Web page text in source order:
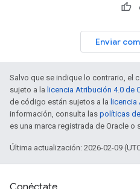
Enviar
Salvo que se indique lo contrario, el
sujeto a la licencia Atribución 4.0 de
de código están sujetos a la licencia
información, consulta las políticas
es una marca registrada de Oracle o
Última actualización: 2026-02-09